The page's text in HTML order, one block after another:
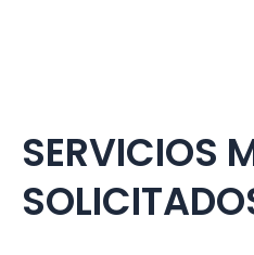
SERVICIOS